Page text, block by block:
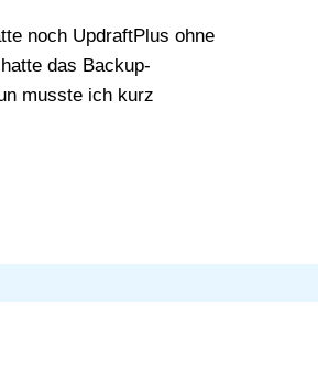
noch UpdraftPlus ohne
das Backup-
musste ich kurz